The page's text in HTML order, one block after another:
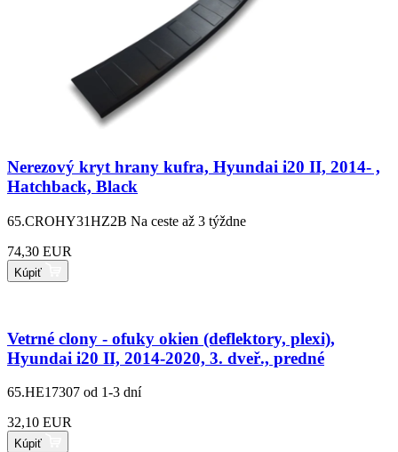
Nerezový kryt hrany kufra, Hyundai i20 II, 2014- ,
Hatchback, Black
65.CROHY31HZ2B Na ceste až 3 týždne
74,30 EUR
Kúpiť
Vetrné clony - ofuky okien (deflektory, plexi),
Hyundai i20 II, 2014-2020, 3. dveř., predné
65.HE17307 od 1-3 dní
32,10 EUR
Kúpiť